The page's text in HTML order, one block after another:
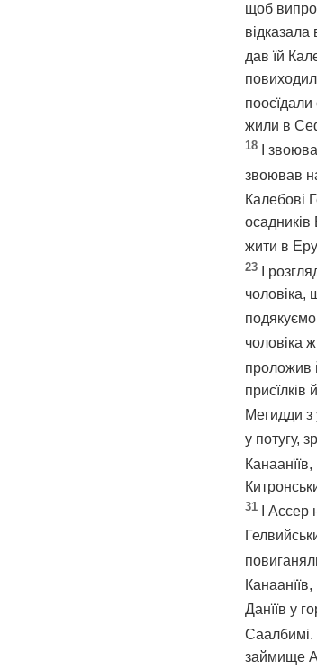
щоб
дав їй
жили в
18 І
звоював
Калебові
жити в
23 І
чоловіка,
чоловіка
проложив
Мегидди з
у потугу,
31
І
Данїїв у
Саалбимі.
займище